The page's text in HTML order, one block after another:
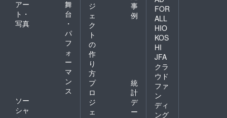
アー
ト・
写真
舞
台
・
パ
フ
ォ
ー
マ
ン
ス
ソー
シャ
ジ
ェ
ク
ト
の
作
り
方
事
例
プ
ロ
ジ
ェ
統
計
デ
ー
FOR
ALL
HIO
KOS
HI
JFA
クラ
ウド
ファ
ン
ディ
ング